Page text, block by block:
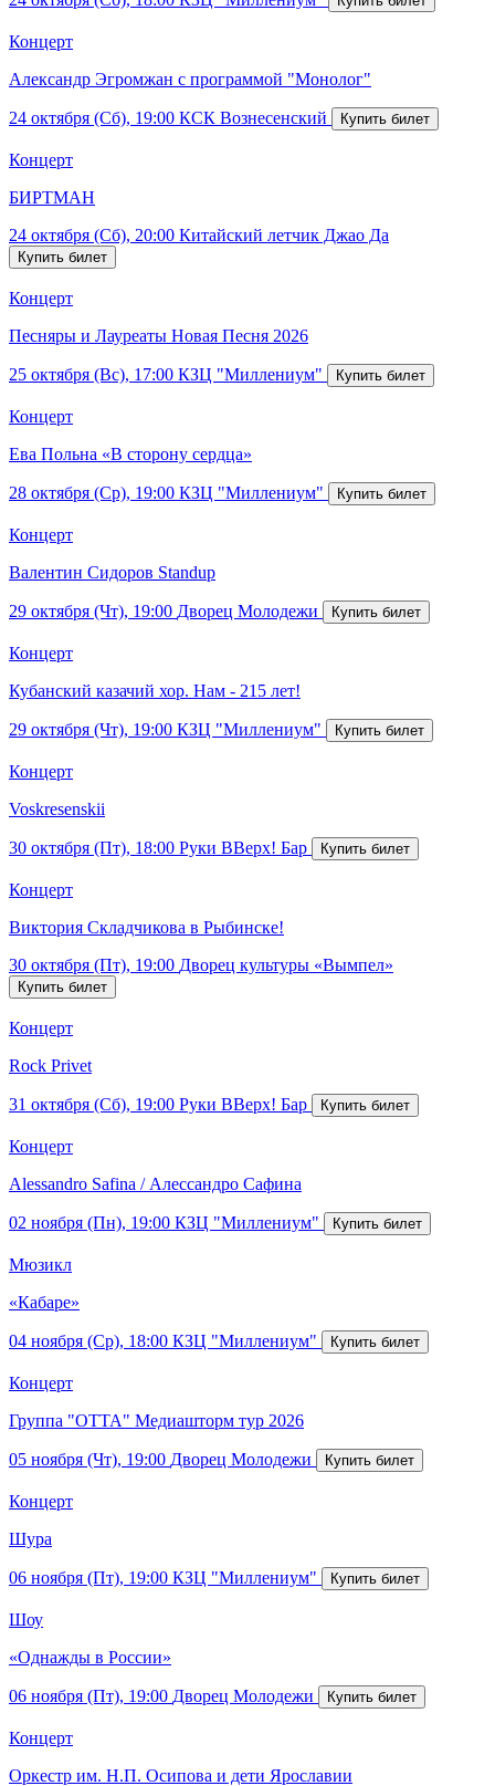
Концерт
Александр Эгромжан с программой "Монолог"
24 октября (Сб), 19:00 КСК Вознесенский
Концерт
БИРТМАН
24 октября (Сб), 20:00 Китайский летчик Джао Да
Концерт
Песняры и Лауреаты Новая Песня 2026
25 октября (Вс), 17:00 КЗЦ "Миллениум"
Концерт
Ева Польна «В сторону сердца»
28 октября (Ср), 19:00 КЗЦ "Миллениум"
Концерт
Валентин Сидоров Standup
29 октября (Чт), 19:00 Дворец Молодежи
Концерт
Кубанский казачий хор. Нам - 215 лет!
29 октября (Чт), 19:00 КЗЦ "Миллениум"
Концерт
Voskresenskii
30 октября (Пт), 18:00 Руки ВВерх! Бар
Концерт
Виктория Складчикова в Рыбинске!
30 октября (Пт), 19:00 Дворец культуры «Вымпел»
Концерт
Rock Privet
31 октября (Сб), 19:00 Руки ВВерх! Бар
Концерт
Alessandro Safina / Алессандро Сафина
02 ноября (Пн), 19:00 КЗЦ "Миллениум"
Мюзикл
«Кабаре»
04 ноября (Ср), 18:00 КЗЦ "Миллениум"
Концерт
Группа "ОТТА" Медиашторм тур 2026
05 ноября (Чт), 19:00 Дворец Молодежи
Концерт
Шура
06 ноября (Пт), 19:00 КЗЦ "Миллениум"
Шоу
«Однажды в России»
06 ноября (Пт), 19:00 Дворец Молодежи
Концерт
Оркестр им. Н.П. Осипова и дети Ярославии